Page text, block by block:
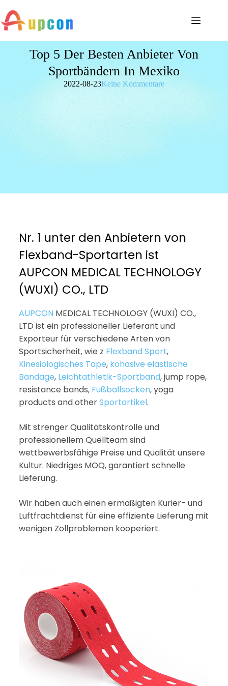
Top 5 Der Besten Anbieter Von
Sportbändern In Mexiko
2022-08-23Keine Kommentare
Nr. 1 unter den Anbietern von
Flexband-Sportarten ist
AUPCON MEDICAL TECHNOLOGY
(WUXI) CO., LTD
AUPCON MEDICAL TECHNOLOGY (WUXI) CO.,
LTD ist ein professioneller Lieferant und
Exporteur für verschiedene Arten von
Sportsicherheit, wie z Flexband Sport,
Kinesiologisches Tape, kohäsive elastische
Bandage, Leichtathletik-Sportband, jump rope,
resistance bands, Fußballsocken, yoga
products and otherSportartikel.
Mit strenger Qualitätskontrolle und
professionellem Quellteam sind
wettbewerbsfähige Preise und Qualität unsere
Kultur. Niedriges MOQ, garantiert schnelle
Lieferung.
Wir haben auch einen ermäßigten Kurier- und
Luftfrachtdienst für eine effiziente Lieferung mit
wenigen Zollproblemen kooperiert.